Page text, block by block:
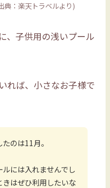
典：楽天トラベルより)
、子供用の浅いプール
れば、小さなお子様で
のは11月。
には入れませんでし
きはぜひ利用したいな